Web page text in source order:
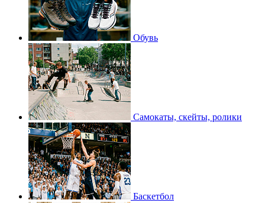
Обувь
Самокаты, скейты, ролики
Баскетбол